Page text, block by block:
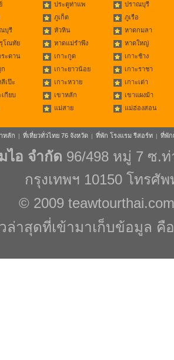
ประตูท่าแพ
ปราณบุรี
ภูเก็ต
ภูเรือ
บุรี
หัวหิน
หาดกมลา
โณทัย
หาดแม่รำพึง
หาดใหญ่
ระดาน
เกาะกูด
เกาะช้าง
ก
เกาะยาวน้อย
เกาะราชา
เป๊ะ
เกาะหวาย
เกาะเต่า
เกียบ
เขาหลัก
เขาแผงม้า
แม่สาย แม่ฮ่องสอน
หลัก | ที่เที่ยวทั่วไทย 76 จังหวัด | ที่พัก โรงแรม รีสอร์ท | ที่พัก
ไอ จำกัด 96/498 หมู่ 7 ซ.
กรุงเทพฯ 10150 โทรศั
© 2009 teawtourthai.com
ล่าสุดที่เข้ามาเก็บข้อมูล คือ